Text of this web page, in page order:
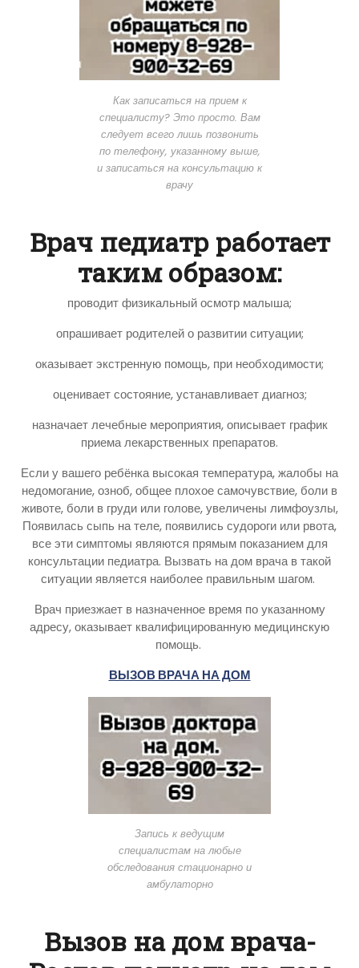
Как записаться на прием к
специалисту? Это просто. Вам
следует всего лишь позвонить
по телефону, указанному выше,
и записаться на консультацию к
врачу
Врач педиатр работает
таким образом:
проводит физикальный осмотр малыша;
опрашивает родителей о развитии ситуации;
оказывает экстренную помощь, при необходимости;
оценивает состояние, устанавливает диагноз;
назначает лечебные мероприятия, описывает график
приема лекарственных препаратов.
Если у вашего ребёнка высокая температура, жалобы на
недомогание, озноб, общее плохое самочувствие, боли в
животе, боли в груди или голове, увеличены лимфоузлы,
Появилась сыпь на теле, появились судороги или рвота,
все эти симптомы являются прямым показанием для
консультации педиатра. Вызвать на дом врача в такой
ситуации является наиболее правильным шагом.
Врач приезжает в назначенное время по указанному
адресу, оказывает квалифицированную медицинскую
помощь.
ВЫЗОВ ВРАЧА НА ДОМ
Запись к ведущим
специалистам на любые
обследования стационарно и
амбулаторно
Вызов на дом врача-